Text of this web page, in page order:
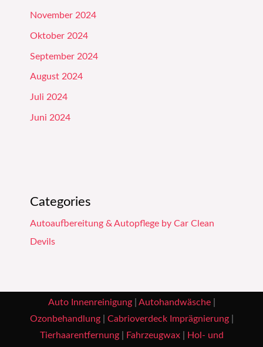
November 2024
Oktober 2024
September 2024
August 2024
Juli 2024
Juni 2024
Categories
Autoaufbereitung & Autopflege by Car Clean
Devils
Auto Innenreinigung| Autohandwäsche|
Ozonbehandlung| Cabrioverdeck Imprägnierung|
Tierhaarentfernung| Fahrzeugwax| Hol- und